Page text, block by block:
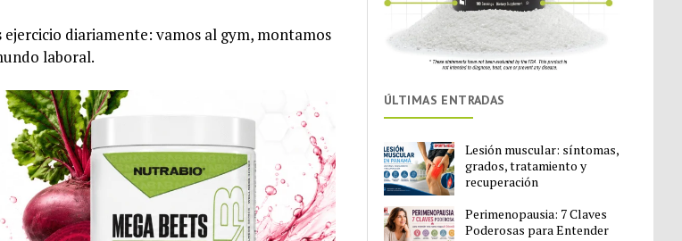
diariamente: vamos al gym, montamos
laboral.
ÚLTIMAS ENTRADAS
Lesión muscular: síntomas,
grados, tratamiento y
recuperación
Perimenopausia: 7 Claves
Poderosas para Entender